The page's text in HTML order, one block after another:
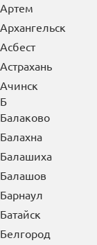
Артем
Архангельск
Асбест
Астрахань
Ачинск
Б
Балаково
Балахна
Балашиха
Балашов
Барнаул
Батайск
Белгород